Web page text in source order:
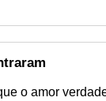
o amor